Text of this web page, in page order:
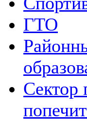
ГТО
Сектор